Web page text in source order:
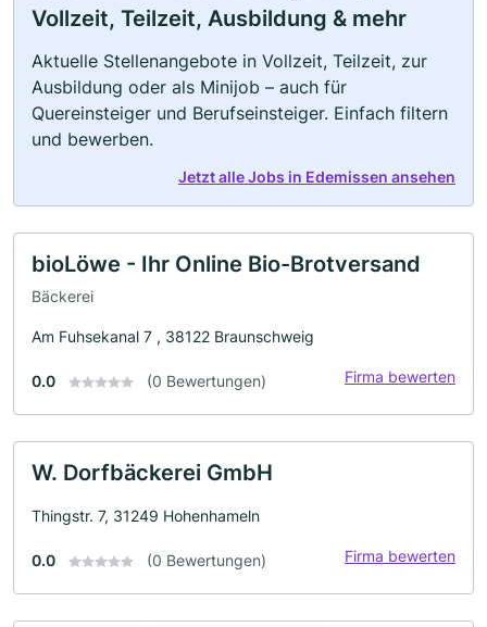
Vollzeit, Teilzeit, Ausbildung & mehr
Aktuelle Stellenangebote in Vollzeit, Teilzeit, zur
Ausbildung oder als Minijob – auch für
Quereinsteiger und Berufseinsteiger. Einfach filtern
und bewerben.
Jetzt alle Jobs in Edemissen ansehen
bioLöwe - Ihr Online Bio-Brotversand
Bäckerei
Am Fuhsekanal 7 , 38122 Braunschweig
0.0 (0 Bewertungen) Firma bewerten
W. Dorfbäckerei GmbH
Thingstr. 7, 31249 Hohenhameln
0.0 (0 Bewertungen) Firma bewerten